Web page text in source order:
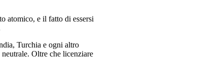
atomico, e il fatto di essersi
Turchia e ogni altro
Oltre che licenziare